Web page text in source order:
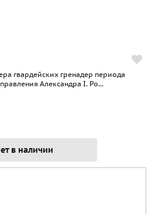
гвардейских гренадер периода
Александра I. Ро...
в наличии